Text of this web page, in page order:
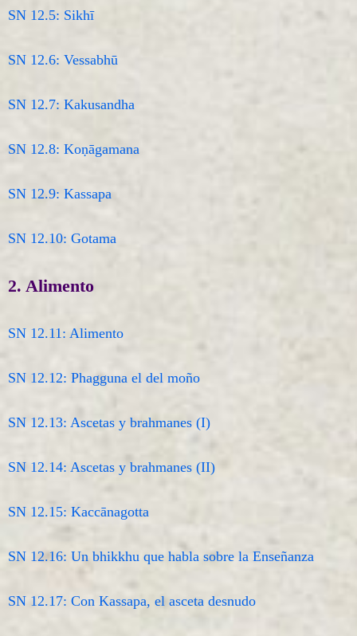
SN 12.5: Sikhī
SN 12.6: Vessabhū
SN 12.7: Kakusandha
SN 12.8: Koṇāgamana
SN 12.9: Kassapa
SN 12.10: Gotama
2. Alimento
SN 12.11: Alimento
SN 12.12: Phagguna el del moño
SN 12.13: Ascetas y brahmanes (I)
SN 12.14: Ascetas y brahmanes (II)
SN 12.15: Kaccānagotta
SN 12.16: Un bhikkhu que habla sobre la Enseñanza
SN 12.17: Con Kassapa, el asceta desnudo